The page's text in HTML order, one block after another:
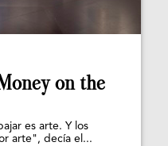
on the
es arte. Y los
arte", decía el...